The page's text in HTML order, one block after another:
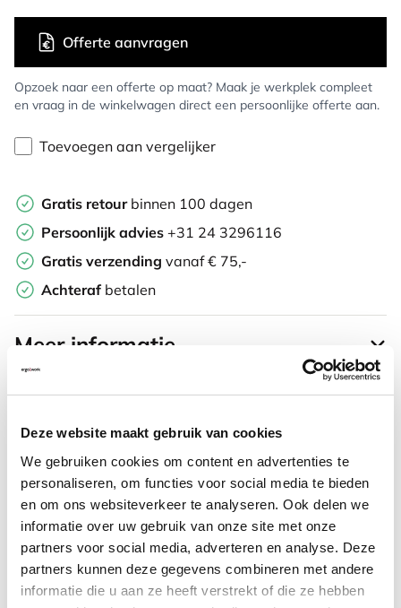
Deze website maakt gebruik van cookies
We gebruiken cookies om content en advertenties te
personaliseren, om functies voor social media te bieden
en om ons websiteverkeer te analyseren. Ook delen we
informatie over uw gebruik van onze site met onze
partners voor social media, adverteren en analyse. Deze
partners kunnen deze gegevens combineren met andere
informatie die u aan ze heeft verstrekt of die ze hebben
Opzoek naar een offerte op maat? Maak je werkplek compleet
en vraag in de winkelwagen direct een persoonlijke offerte aan.
Offerte aanvragen
Toevoegen aan vergelijker
Gratis retourbinnen 100 dagen
Persoonlijk advies +31 24 3296116
Gratis verzending vanaf € 75,-
Achterafbetalen
Meer informatie
Vaak samen gekocht met
Conset 501-19 Elektrisch
bureau onderstel zilver-
zwart
480,37